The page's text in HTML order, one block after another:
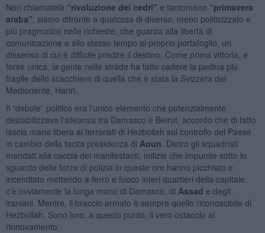
Non chiamatela “rivoluzione dei cedri” e tantomeno “primavera
araba” , siamo difronte a qualcosa di diverso, meno politicizzato e
più pragmatico nelle richieste, che guarda alla libertà di
comunicazione e allo stesso tempo al proprio portafoglio, un
dissenso di cui è difficile predire il destino. Come prima vittoria, e
forse unica, la gente nelle strade ha fatto cadere la pedina più
fragile dello scacchiere di quella che è stata la Svizzera del
Medioriente, Hariri.
Il “debole” politico era l'unico elemento che potenzialmente
destabilizzava l'alleanza tra Damasco e Beirut, accordo che di fatto
lascia mano libera ai terroristi di Hezbollah sul controllo del Paese
in cambio della tacita presidenza di Aoun . Dietro gli squadristi
mandati alla caccia dei manifestanti, milizie che impunite sotto lo
sguardo delle forze di polizia in queste ore hanno picchiato e
incendiato mettendo a ferro e fuoco interi quartieri della capitale,
c'è ovviamente la lunga mano di Damasco, di Assad e degli
iraniani. Mentre, il braccio armato è sempre quello riconoscibile di
Hezbollah. Sono loro, a questo punto, il vero ostacolo al
rinnovamento.